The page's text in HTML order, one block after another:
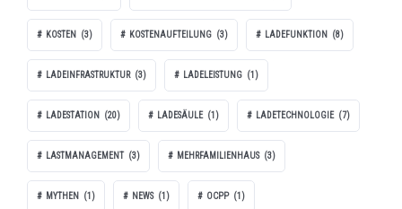
KOSTEN (3) KOSTENAUFTEILUNG (3) LADEFUNKTION (8)
LADEINFRASTRUKTUR (3) LADELEISTUNG (1)
LADESTATION (20) LADESÄULE (1) LADETECHNOLOGIE (7)
LASTMANAGEMENT (3) MEHRFAMILIENHAUS (3)
MYTHEN (1) NEWS (1) OCPP (1)